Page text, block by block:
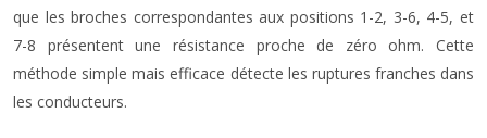
que les broches correspondantes aux positions 1-2, 3-6, 4-5, et
7-8 présentent une résistance proche de zéro ohm. Cette
méthode simple mais efficace détecte les ruptures franches dans
les conducteurs.